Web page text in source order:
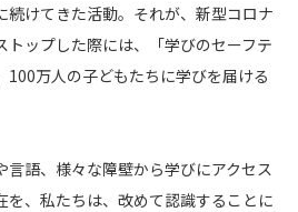
続けてきた活動。それが、新型コロナ
トップした際には、「学びのセーフテ
100万人の子どもたちに学びを届ける
言語、様々な障壁から学びにアクセス
を、私たちは、改めて認識することに